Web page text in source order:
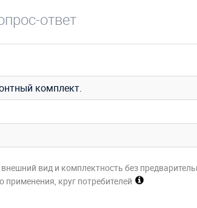
ответ
комплект.
вид и комплектность без
круг потребителей